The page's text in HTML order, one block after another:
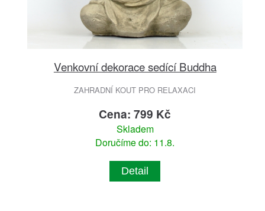
Venkovní dekorace sedící Buddha
ZAHRADNÍ KOUT PRO RELAXACI
Cena: 799 Kč
Skladem
Doručíme do: 11.8.
Detail